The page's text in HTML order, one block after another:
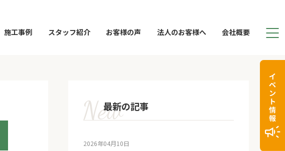
施工事例 スタッフ紹介 お客様の声 法人のお客様へ 会社概要
最新の記事
2026年04月10日